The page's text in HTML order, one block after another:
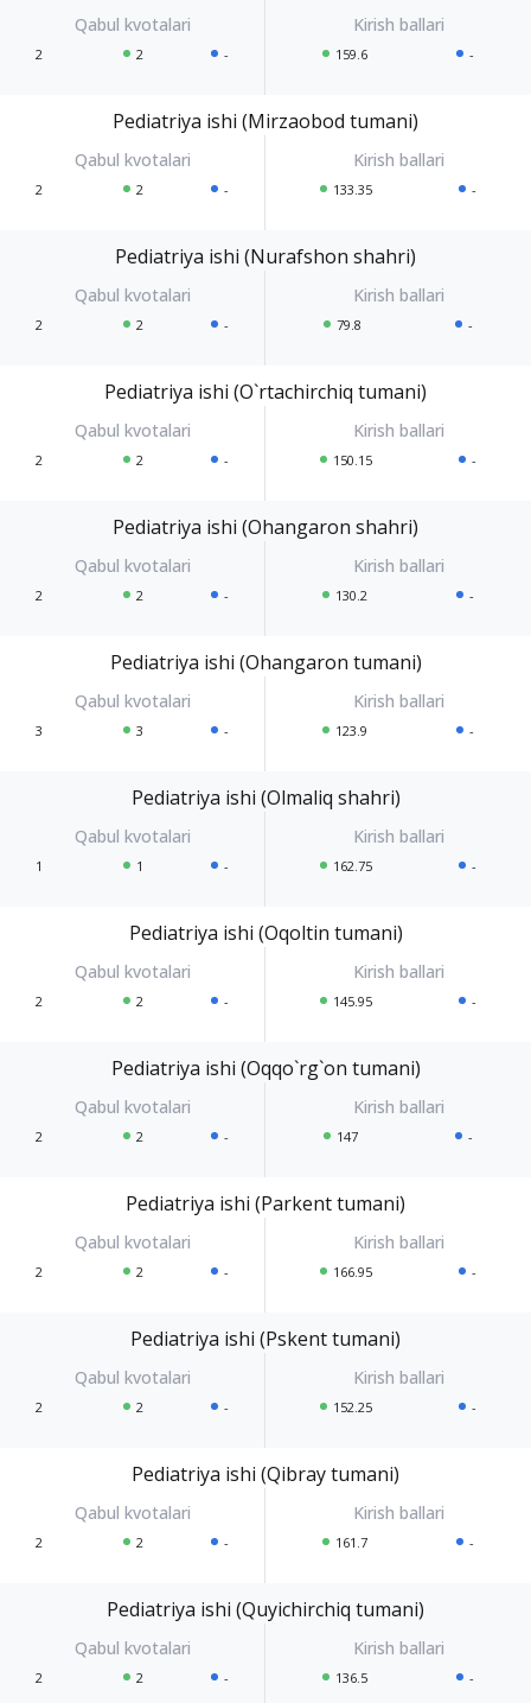
2 2 - 159.6 -
Pediatriya ishi (Mirzaobod tumani)
2 2 - 133.35 -
Pediatriya ishi (Nurafshon shahri)
2 2 - 79.8 -
Pediatriya ishi (O`rtachirchiq tumani)
2 2 - 150.15 -
Pediatriya ishi (Ohangaron shahri)
2 2 - 130.2 -
Pediatriya ishi (Ohangaron tumani)
3 3 - 123.9 -
Pediatriya ishi (Olmaliq shahri)
1 1 - 162.75 -
Pediatriya ishi (Oqoltin tumani)
2 2 - 145.95 -
Pediatriya ishi (Oqqo`rg`on tumani)
2 2 - 147 -
Pediatriya ishi (Parkent tumani)
2 2 - 166.95 -
Pediatriya ishi (Pskent tumani)
2 2 - 152.25 -
Pediatriya ishi (Qibray tumani)
2 2 - 161.7 -
Pediatriya ishi (Quyichirchiq tumani)
2 2 - 136.5 -